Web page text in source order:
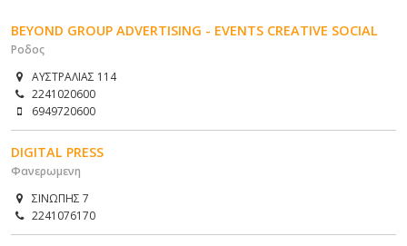
BEYOND GROUP ADVERTISING - EVENTS CREATIVE SOCIAL
Ροδος
ΑΥΣΤΡΑΛΙΑΣ 114
2241020600
6949720600
DIGITAL PRESS
Φανερωμενη
ΣΙΝΩΠΗΣ 7
2241076170